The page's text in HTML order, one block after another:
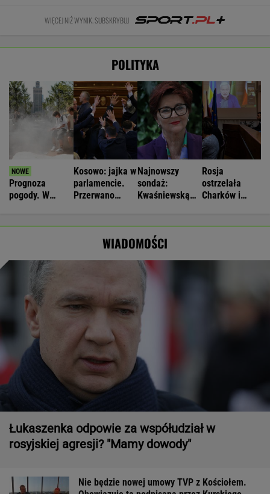
WIĘCEJ NIŻ WYNIK. SUBSKRYBUJ
POLITYKA
Prognoza
pogody. W
Kosowo: jajka w
parlamencie.
Przerwano
Najnowszy
sondaż:
Kwaśniewską
Rosja
ostrzelała
Charków i
WIADOMOŚCI
Łukaszenka odpowie za współudział w
rosyjskiej agresji? "Mamy dowody"
Nie będzie nowej umowy TVP z Kościołem.